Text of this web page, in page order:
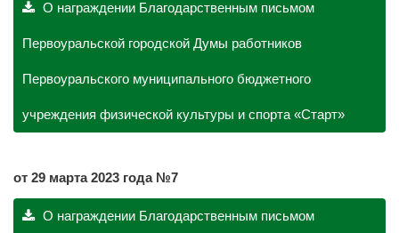
О награждении Благодарственным письмом
Первоуральской городской Думы работников
Первоуральского муниципального бюджетного
учреждения физической культуры и спорта «Старт»
от 29 марта 2023 года №7
О награждении Благодарственным письмом